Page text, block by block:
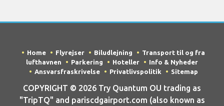
Home Flyrejser Biludlejning
Transport til og fra
lufthavnen
Parkering Hoteller
Info & Nyheder
Ansvarsfraskrivelse
Privatlivspolitik Sitemap
COPYRIGHT © 2026 Try Quantum OU trading as
"TripTQ" and pariscdgairport.com (also known as